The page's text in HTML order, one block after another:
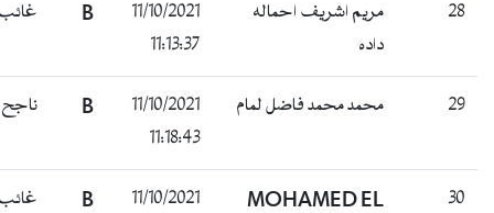
28
مريم اشريف احماله
داده
11/10/2021
11:13:37
غائب
29 محمد محمد فاضل لمام
11/10/2021
11:18:43
ناجح
MOHAMED EL
11/10/2021
غائب